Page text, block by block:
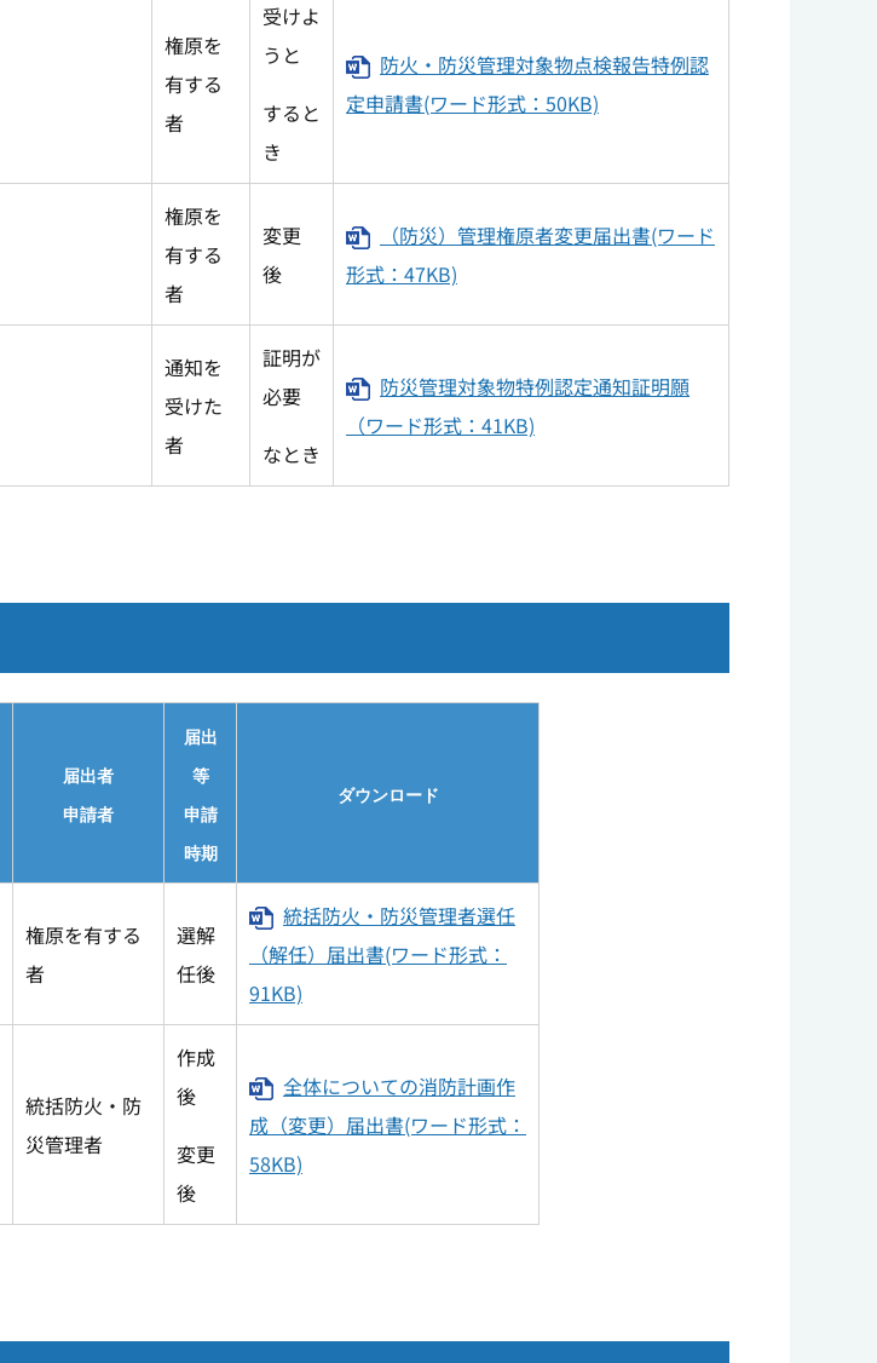
権原を
有する
者
受けよ
うと
すると
き
防火・防災管理対象物点検報告特例認
定申請書(ワード形式：50KB)
権原を
有する
者
変更
後
（防災）管理権原者変更届出書(ワード
形式：47KB)
通知を
受けた
者
証明が
必要
なとき
防災管理対象物特例認定通知証明願
（ワード形式：41KB)
届出者
申請者
届出
等
申請
時期
ダウンロード
権原を有する
者
選解
任後
統括防火・防災管理者選任
（解任）届出書(ワード形式：
91KB)
統括防火・防
災管理者
作成
後
変更
後
全体についての消防計画作
成（変更）届出書(ワード形式：
58KB)